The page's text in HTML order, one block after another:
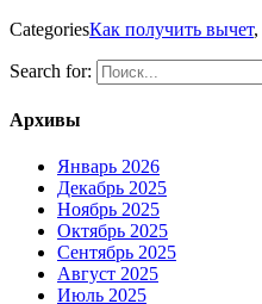
CategoriesКак получить вычет,
Search for:
Архивы
Январь 2026
Декабрь 2025
Ноябрь 2025
Октябрь 2025
Сентябрь 2025
Август 2025
Июль 2025